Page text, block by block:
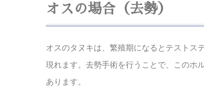
オスの場合（去勢）
オスのタヌキは、繁殖期になるとテストス
現れます。去勢手術を行うことで、このホ
あります。